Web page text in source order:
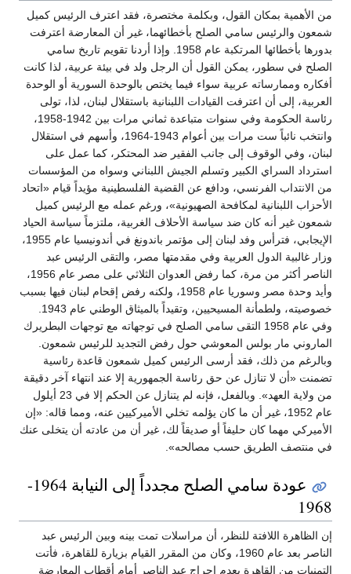
من الأهمية بمكان القول، وبكلمة مختصرة، فقد اعترف الرئيس كميل
شمعون والرئيس سامي الصلح بأخطائهما، غير أن المعارضة اعترفت
بدورها بأخطائها المرتكبة عام 1958. وإذا أردنا تقويم تاريخ سامي
الصلح في سطور، يمكن القول أن الرجل ولد في بيئة عربية، لذا كانت
أفكاره وممارساته عربية سواء فيما يختص بالوحدة السورية أو الوحدة
العربية، إلى أن اعترفت القيادات اللبنانية باستقلال لبنان، لذا، تولى
رئاسة الحكومة وفي سنوات متباعدة ثماني مرات بين 1942-1958،
وانتخب نائباً ست مرات بين أعوام 1943-1964، وأسهم في استقلال
لبنان، وفي الوقوف إلى جانب الفقير ضد المحتكر، كما عمل على
استرداد السراي الكبير وتسلم الجيش اللبناني وسواه من المؤسسات
من الانتداب الفرنسي، ودافع عن القضية الفلسطينية مؤيداً قيام «اتحاد
الأحزاب اللبنانية لمكافحة الصهيونية»، ورغم عمله مع الرئيس كميل
شمعون غير أنه كان ضد سياسة الأحلاف الغربية، ملتزماً سياسة الحياد
الإيجابي، فترأس وفد لبنان إلى مؤتمر باندونغ في أندونيسيا عام 1955،
وزار غالبية الدول العربية وفي مقدمتها مصر، والتقى الرئيس عبد
الناصر أكثر من مرة، كما رفض العدوان الثلاثي على مصر عام 1956،
وأيد وحدة مصر وسوريا عام 1958، ولكنه رفض إقحام لبنان فيها بسبب
خصوصيته، ولطمأنة المسيحيين، وتقيداً بالميثاق الوطني عام 1943.
وفي عام 1958 التقى سامي الصلح في توجهاته مع توجهات البطريرك
الماروني مار بولس المعوشي حول رفض التجديد للرئيس شمعون.
وبالرغم من ذلك، فقد أرسى الرئيس كميل شمعون قاعدة رئاسية
تضمنت «أن لا تنازل عن حق رئاسة الجمهورية إلا عند انتهاء آخر دقيقة
من ولاية العهد». وبالفعل، فإنه لم يتنازل عن الحكم إلا في 23 أيلول
عام 1952، غير أن ما كان يؤلمه تخلي الأميركيين عنه، ومما قاله: «إن
الأميركي مهما كان حليفاً أو صديقاً لك، غير أن من عادته أن يتخلى عنك
في منتصف الطريق حسب مصالحه».
عودة سامي الصلح مجدداً إلى النيابة 1964-
1968
إن الظاهرة اللافتة للنظر، أن مراسلات تمت بينه وبين الرئيس عبد
الناصر بعد عام 1960، وكان من المقرر القيام بزيارة للقاهرة، فأتت
التمنيات من القاهرة بعدم إحراج عبد الناصر أمام أقطاب المعارضة